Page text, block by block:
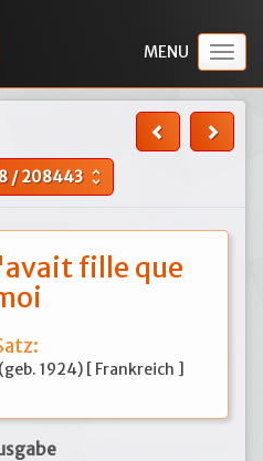
/208443 unfold_more
fille que
(geb. 1924) [ Frankreich ]